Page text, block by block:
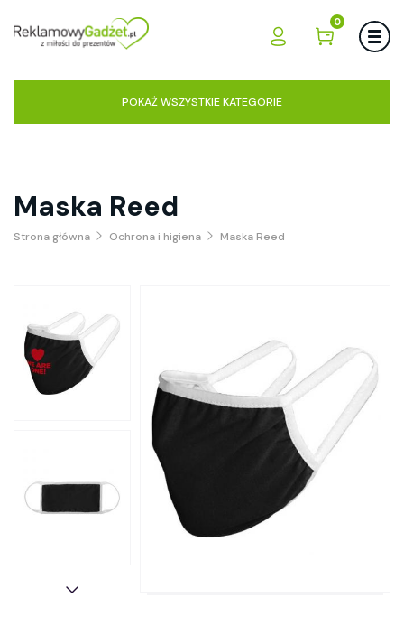
0
POKAŻ WSZYSTKIE KATEGORIE
Maska Reed
Strona główna Ochrona i higiena Maska Reed